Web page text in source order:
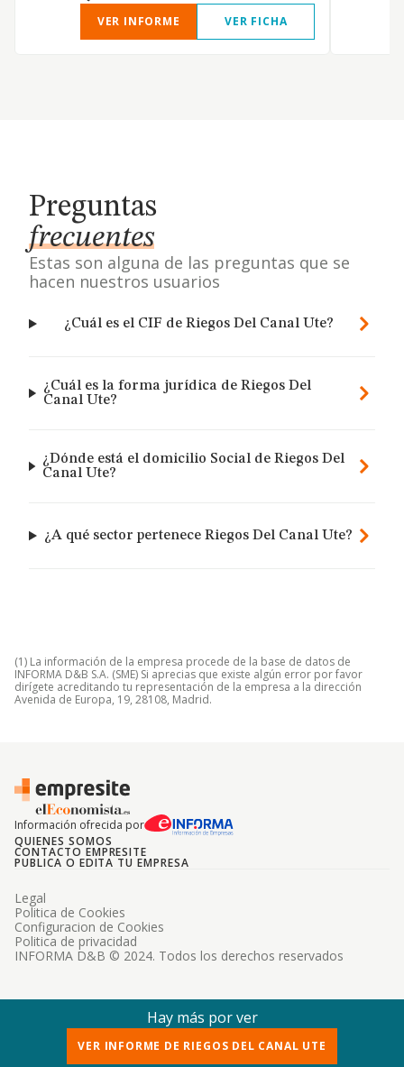
VER INFORME
VER FICHA
Preguntas
frecuentes
Estas son alguna de las preguntas que se
hacen nuestros usuarios
¿Cuál es el CIF de Riegos Del Canal Ute?
¿Cuál es la forma jurídica de Riegos Del
Canal Ute?
¿Dónde está el domicilio Social de Riegos Del
Canal Ute?
¿A qué sector pertenece Riegos Del Canal Ute?
(1) La información de la empresa procede de la base de datos de
INFORMA D&B S.A. (SME) Si aprecias que existe algún error por favor
dirígete acreditando tu representación de la empresa a la dirección
Avenida de Europa, 19, 28108, Madrid.
Información ofrecida por
QUIENES SOMOS
CONTACTO EMPRESITE
PUBLICA O EDITA TU EMPRESA
INFORMA D&B © 2024. Todos los derechos reservados
Legal
Politica de Cookies
Configuracion de Cookies
Politica de privacidad
Hay más por ver
VER INFORME DE RIEGOS DEL CANAL UTE